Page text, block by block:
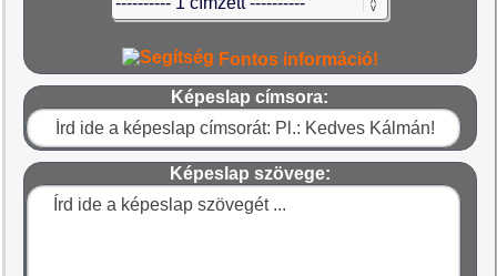
Fontos információ!
Képeslap címsora:
Képeslap szövege: